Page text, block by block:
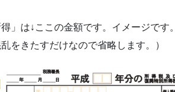
得」は↓ここの金額です。イメージで
をきたすだけなので省略します。）